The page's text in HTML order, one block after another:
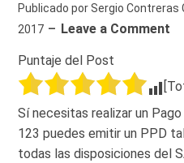
Publicado porSergio Contreras
2017
Leave a Comment
Puntaje del Post
Sí necesitas realizar un
123 puedes emitir un PPD
todas las disposiciones del